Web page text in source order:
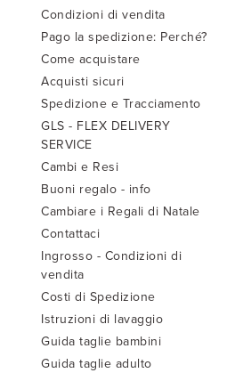
Condizioni di vendita
Pago la spedizione: Perché?
Come acquistare
Acquisti sicuri
Spedizione e Tracciamento
GLS - FLEX DELIVERY
SERVICE
Cambi e Resi
Buoni regalo - info
Cambiare i Regali di Natale
Contattaci
Ingrosso - Condizioni di
vendita
Costi di Spedizione
Istruzioni di lavaggio
Guida taglie bambini
Guida taglie adulto